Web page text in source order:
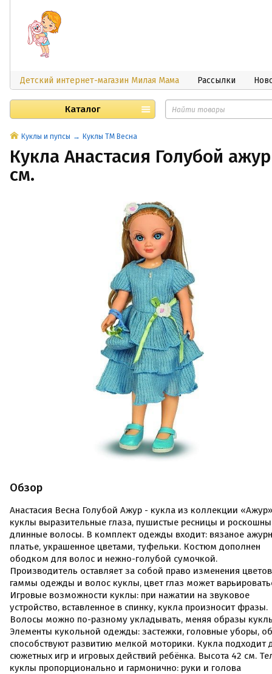
Детский интернет-магазин Милая Мама Рассылки
Каталог
Куклы и пупсы Куклы ТМ Весна
Кукла Анастасия Голубой
см.
Обзор
Анастасия Весна Голубой Ажур - кукла из коллекции
куклы выразительные глаза, пушистые ресницы и
длинные волосы. В комплект одежды входит: вязаное
платье, украшенное цветами, туфельки. Костюм дополнен
ободком для волос и нежно-голубой сумочкой.
Производитель оставляет за собой право изменения
гаммы одежды и волос куклы, цвет глаз может
Игровые возможности куклы: при нажатии на звуковое
устройство, вставленное в спинку, кукла произносит фразы.
Волосы можно по-разному укладывать, меняя образы
Элементы кукольной одежды: застежки, головные уборы,
способствуют развитию мелкой моторики. Кукла подходит
сюжетных игр и игровых действий ребёнка. Высота 42 см.
куклы пропорционально и гармонично: руки и голова